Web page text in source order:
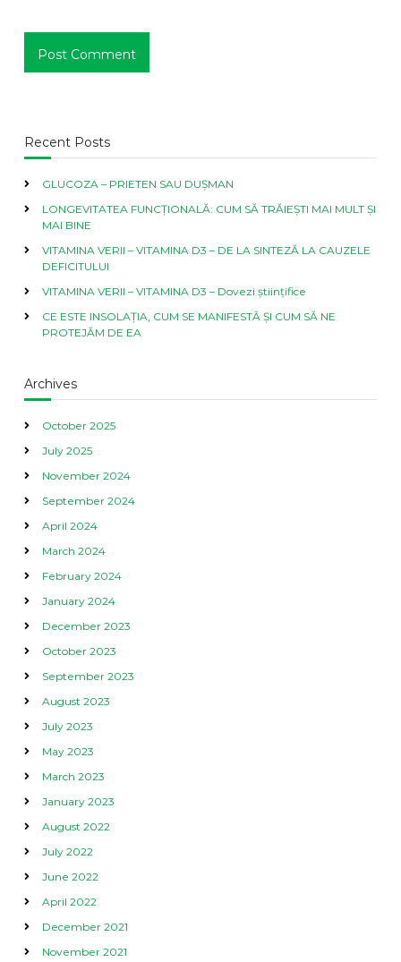
Recent Posts
GLUCOZA – PRIETEN SAU DUȘMAN
LONGEVITATEA FUNCȚIONALĂ: CUM SĂ TRĂIEȘTI MAI MULT ȘI
MAI BINE
VITAMINA VERII – VITAMINA D3 – DE LA SINTEZĂ LA CAUZELE
DEFICITULUI
VITAMINA VERII – VITAMINA D3 – Dovezi științifice
CE ESTE INSOLAȚIA, CUM SE MANIFESTĂ ȘI CUM SĂ NE
PROTEJĂM DE EA
Archives
October 2025
July 2025
November 2024
September 2024
April 2024
March 2024
February 2024
January 2024
December 2023
October 2023
September 2023
August 2023
July 2023
May 2023
March 2023
January 2023
August 2022
July 2022
June 2022
April 2022
December 2021
November 2021